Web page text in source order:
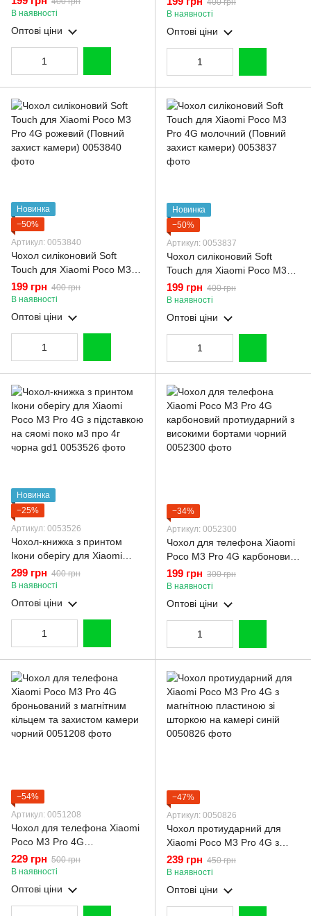
захист камери)
В наявності
Оптові ціни
захист камери)
400 грн
В наявності
Оптові ціни
Новинка
−50%
Артикул: 0053840
Чохол силіконовий Soft
Touch для Xiaomi Poco M3
Pro 4G рожевий (Повний
захист камери)
199 грн 400 грн
В наявності
Оптові ціни
Новинка
−50%
Артикул: 0053837
Чохол силіконовий Soft
Touch для Xiaomi Poco M3
Pro 4G молочний (Повний
захист камери)
199 грн 400 грн
В наявності
Оптові ціни
Новинка
−25%
Артикул: 0053526
Чохол-книжка з принтом
Ікони оберігу для Xiaomi
Poco M3 Pro 4G з підставкою
на сяомі поко м3 про 4г
чорна gd1
299 грн 400 грн
В наявності
Оптові ціни
−34%
Артикул: 0052300
Чохол для телефона Xiaomi
Poco M3 Pro 4G карбоновий
протиударний з високими
бортами чорний
199 грн 300 грн
В наявності
Оптові ціни
−54%
Артикул: 0051208
Чохол для телефона Xiaomi
Poco M3 Pro 4G
броньований з магнітним
кільцем та захистом камери
чорний
229 грн 500 грн
В наявності
Оптові ціни
−47%
Артикул: 0050826
Чохол протиударний для
Xiaomi Poco M3 Pro 4G з
магнітною пластиною зі
шторкою на камері синій
239 грн 450 грн
В наявності
Оптові ціни